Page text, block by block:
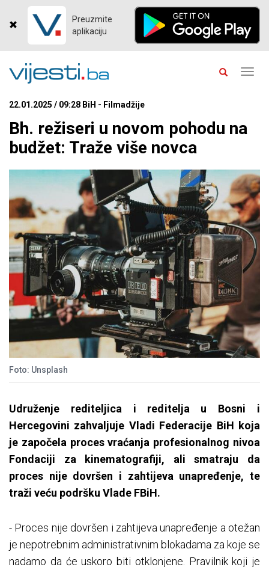
Preuzmite
aplikaciju
22.01.2025 / 09:28 BiH - Filmadžije
Bh. režiseri u novom pohodu na
budžet: Traže više novca
Foto: Unsplash
Udruženje rediteljica i reditelja u Bosni i
Hercegovini zahvaljuje Vladi Federacije BiH koja
je započela proces vraćanja profesionalnog nivoa
Fondaciji za kinematografiji, ali smatraju da
proces nije dovršen i zahtijeva unapređenje, te
traži veću podršku Vlade FBiH.
- Proces nije dovršen i zahtijeva unapređenje a otežan
je nepotrebnim administrativnim blokadama za koje se
nadamo da će uskoro biti otklonjene. Pravilnik koji je